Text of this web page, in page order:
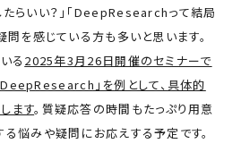
らいい？」「DeepResearchって結局
問を感じている方も多いと思います。
る 2025年3月26日開催のセミナーで
」を例として、具体的
ます。質疑応答の時間もたっぷり用意
悩みや疑問にお応えする予定です。